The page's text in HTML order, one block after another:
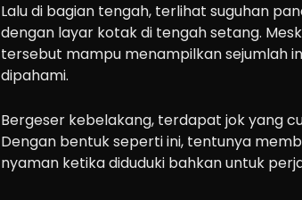
Lalu di bagian tengah, terlihat suguhan
dengan layar kotak di tengah setang.
tersebut mampu menampilkan sejumlah
dipahami.
Bergeser kebelakang, terdapat jok yang
Dengan bentuk seperti ini, tentunya
nyaman ketika diduduki bahkan untuk